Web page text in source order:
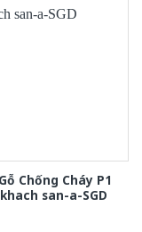
Chống Cháy P1
san-a-SGD